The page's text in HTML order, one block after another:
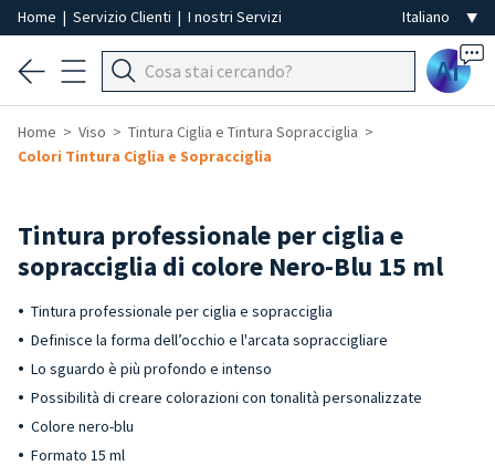
Home | Servizio Clienti | I nostri Servizi
Ai
Home Viso
Tintura Ciglia e Tintura Sopracciglia
Colori Tintura Ciglia e Sopracciglia
Tintura professionale per ciglia e
sopracciglia di colore Nero-Blu 15 ml
Tintura professionale per ciglia e sopracciglia
Definisce la forma dell’occhio e l'arcata sopraccigliare
Lo sguardo è più profondo e intenso
Possibilità di creare colorazioni con tonalità personalizzate
Colore nero-blu
Formato 15 ml